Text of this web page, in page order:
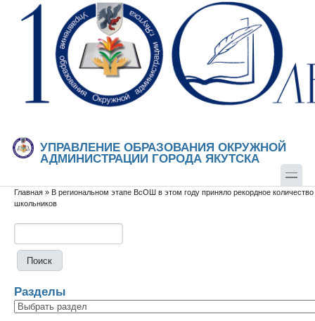
Перейти к основному содержанию
Skip to search
УПРАВЛЕНИЕ ОБРАЗОВАНИЯ ОКРУЖНОЙ
АДМИНИСТРАЦИИ ГОРОДА ЯКУТСКА
Вы здесь
Главная » В региональном этапе ВсОШ в этом году приняло рекордное количество
школьников
Разделы